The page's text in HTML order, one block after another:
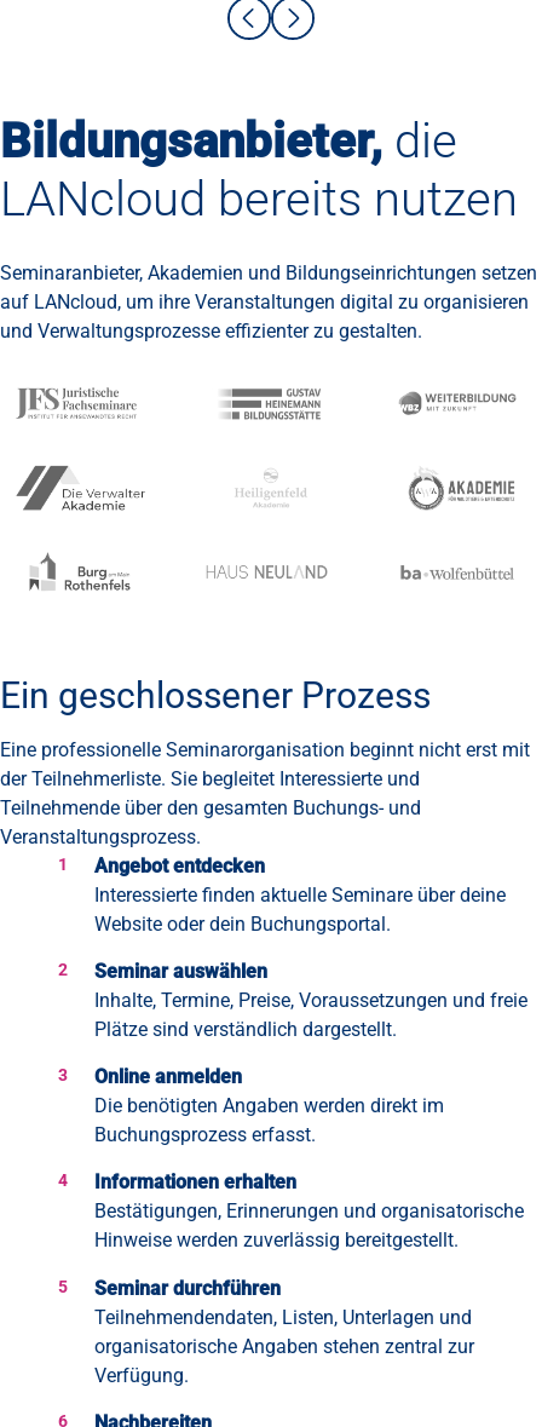
Bildungsanbieter, die
LANcloud bereits nutzen
Seminaranbieter, Akademien und Bildungseinrichtungen setzen
auf LANcloud, um ihre Veranstaltungen digital zu organisieren
und Verwaltungsprozesse effizienter zu gestalten.
Ein geschlossener Prozess
Eine professionelle Seminarorganisation beginnt nicht erst mit
der Teilnehmerliste. Sie begleitet Interessierte und
Teilnehmende über den gesamten Buchungs- und
Veranstaltungsprozess.
Angebot entdecken
Interessierte finden aktuelle Seminare über deine
Website oder dein Buchungsportal.
Seminar auswählen
Inhalte, Termine, Preise, Voraussetzungen und freie
Plätze sind verständlich dargestellt.
Online anmelden
Die benötigten Angaben werden direkt im
Buchungsprozess erfasst.
Informationen erhalten
Bestätigungen, Erinnerungen und organisatorische
Hinweise werden zuverlässig bereitgestellt.
Seminar durchführen
Teilnehmendendaten, Listen, Unterlagen und
organisatorische Angaben stehen zentral zur
Verfügung.
Nachbereiten